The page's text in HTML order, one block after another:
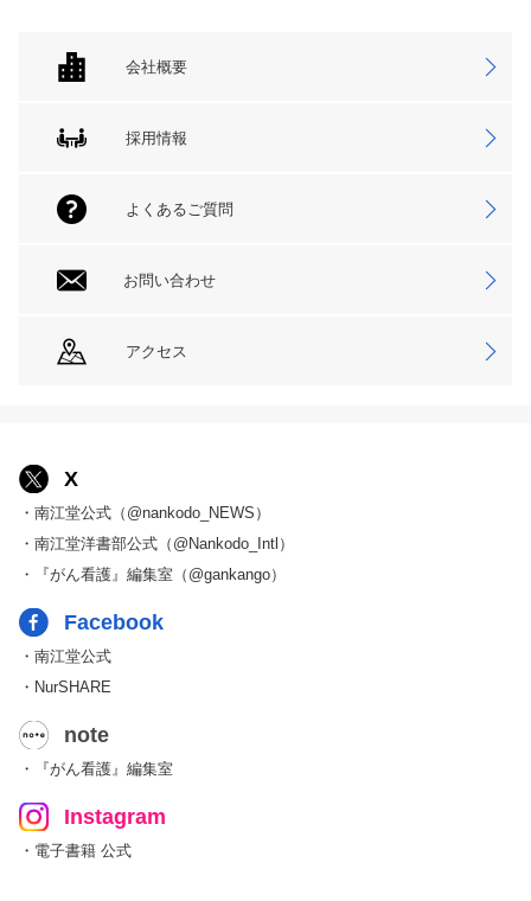
会社概要
採用情報
よくあるご質問
お問い合わせ
アクセス
X
・南江堂公式（@nankodo_NEWS）
・南江堂洋書部公式（@Nankodo_Intl）
・『がん看護』編集室（@gankango）
Facebook
・南江堂公式
・NurSHARE
note
・『がん看護』編集室
Instagram
・電子書籍 公式